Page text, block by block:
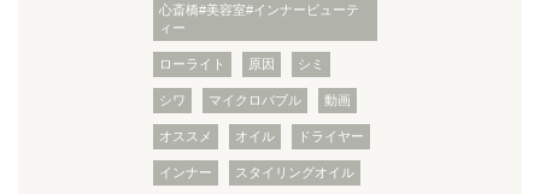
心斎橋#美容室#インナービューテ
ィー
ローライト 原因 シミ
シワ マイクロバブル 動画
オススメ オイル ドライヤー
インナー スタイリングオイル